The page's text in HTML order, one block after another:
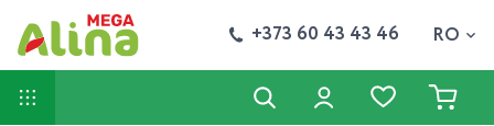
+373 60 43 43 46 RO